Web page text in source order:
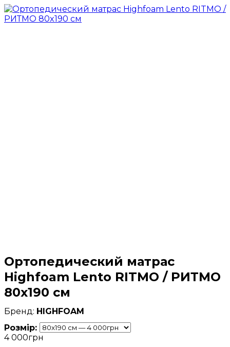
Ортопедический матрас
Highfoam Lento RITMO / РИТМО
80x190 см
HIGHFOAM
Розмір:
4 000грн